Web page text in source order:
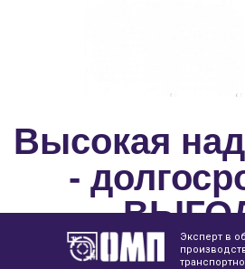
Высокая
-
Эксперт в